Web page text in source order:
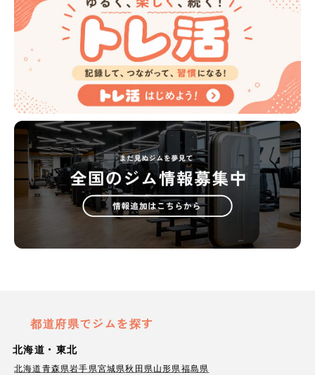
都道府県でジムを探す
北海道・東北
北海道青森県岩手県宮城県秋田県山形県福島県